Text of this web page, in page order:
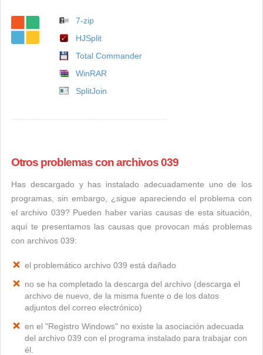
7-zip
HJSplit
Total Commander
WinRAR
SplitJoin
Otros problemas con archivos 039
Has descargado y has instalado adecuadamente uno de los
programas, sin embargo, ¿sigue apareciendo el problema con
el archivo 039? Pueden haber varias causas de esta situación,
aquí te presentamos las causas que provocan más problemas
con archivos 039:
el problemático archivo 039 está dañado
no se ha completado la descarga del archivo (descarga el
archivo de nuevo, de la misma fuente o de los datos
adjuntos del correo electrónico)
en el "Registro Windows" no existe la asociación adecuada
del archivo 039 con el programa instalado para trabajar con
él.